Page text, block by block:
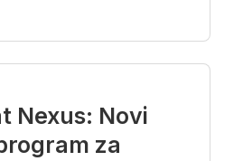
Nexus: Novi
za